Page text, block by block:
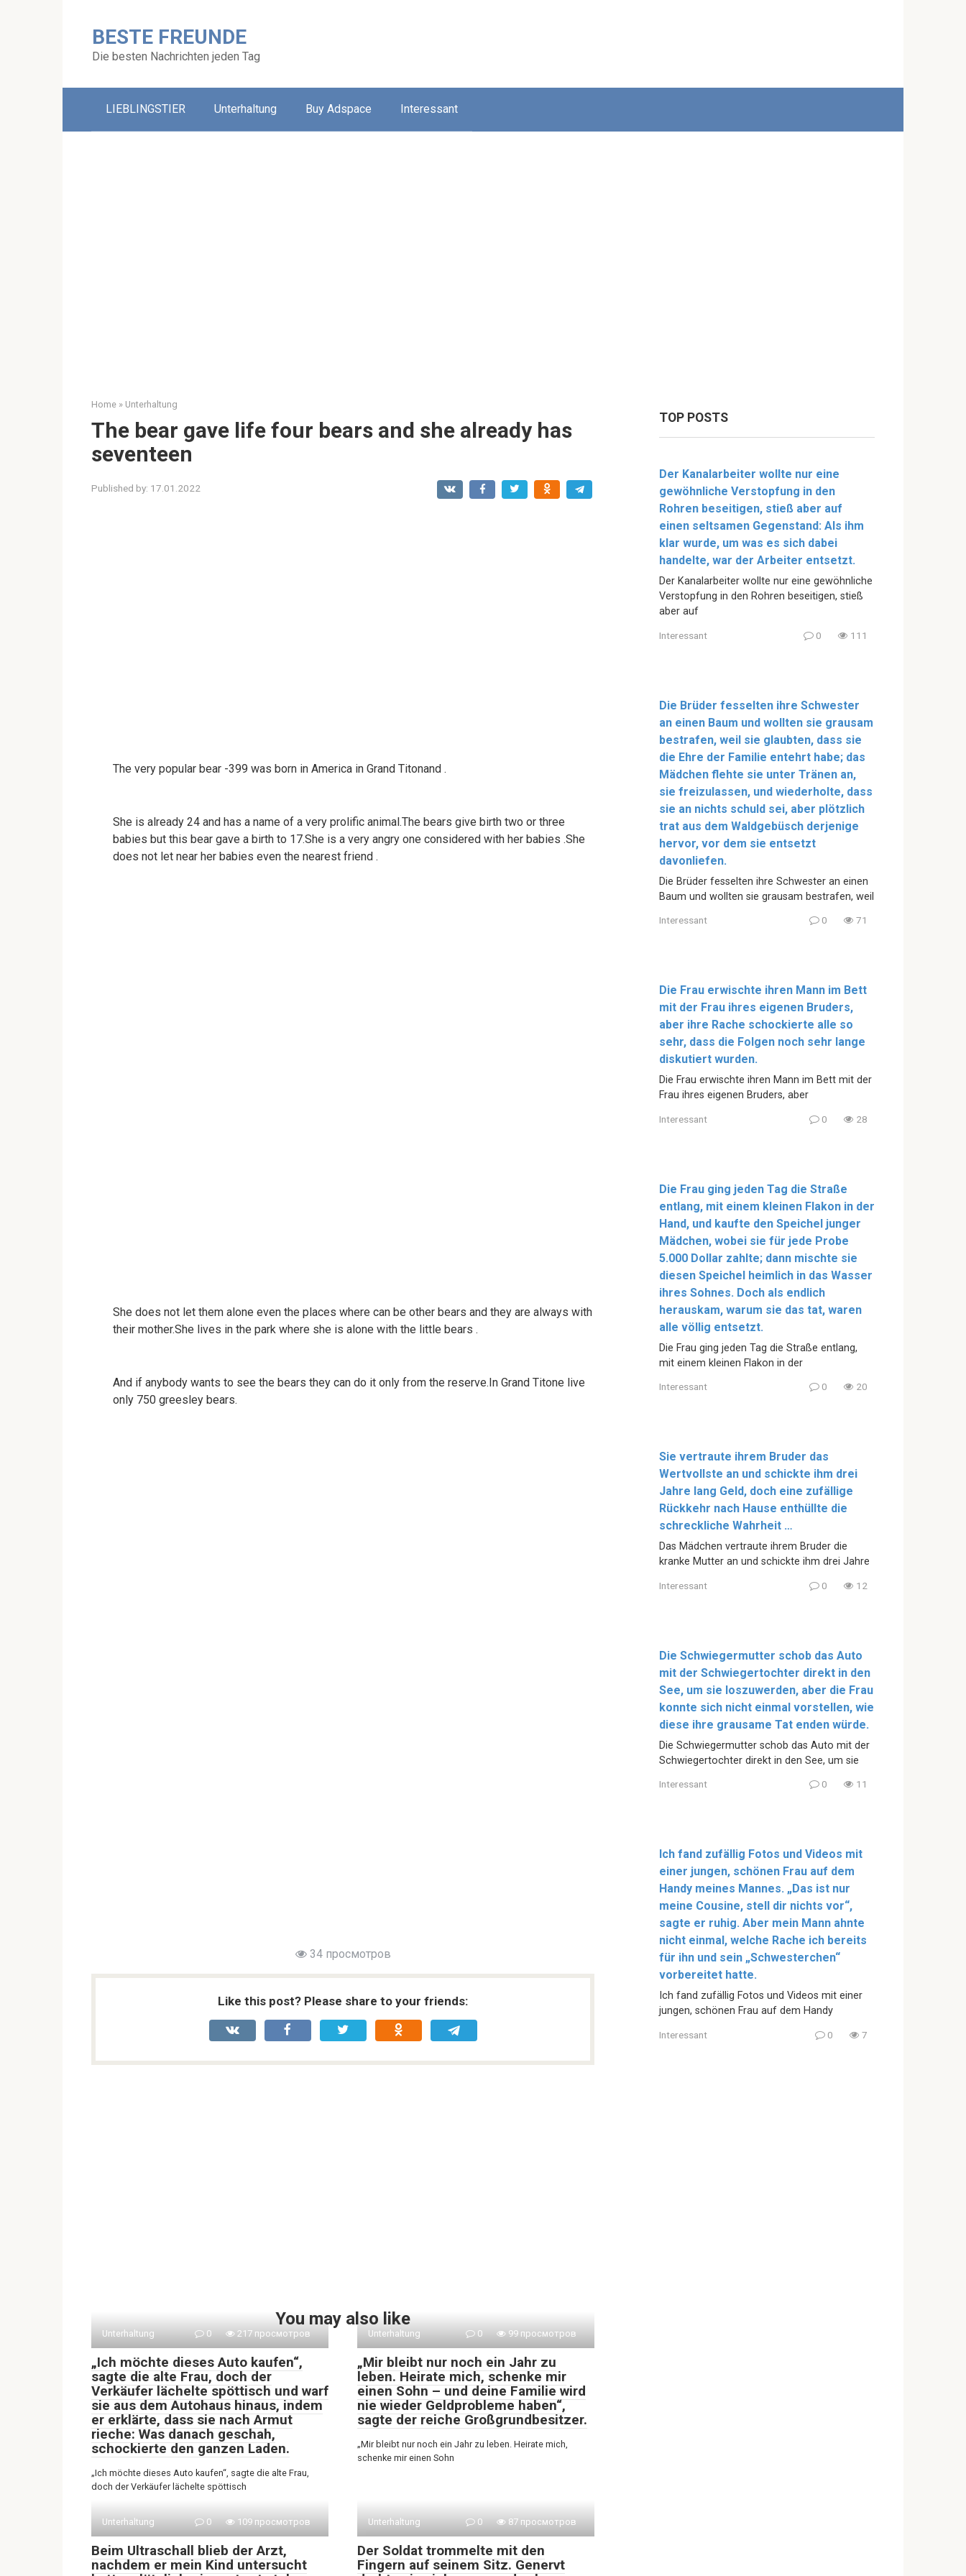
BESTE FREUNDE
Die besten Nachrichten jeden Tag
LIEBLINGSTIER Unterhaltung Buy Adspace Interessant
Home » Unterhaltung
The bear gave life four bears and she already has
seventeen
Published by: 17.01.2022
The very popular bear -399 was born in America in Grand Titonand .
She is already 24 and has a name of a very prolific animal.The bears give birth two or three
babies but this bear gave a birth to 17.She is a very angry one considered with her babies .She
does not let near her babies even the nearest friend .
She does not let them alone even the places where can be other bears and they are always with
their mother.She lives in the park where she is alone with the little bears .
And if anybody wants to see the bears they can do it only from the reserve.In Grand Titone live
only 750 greesley bears.
34 просмотров
Like this post? Please share to your friends:
You may also like
Unterhaltung 0 217 просмотров
„Ich möchte dieses Auto kaufen“,
sagte die alte Frau, doch der
Verkäufer lächelte spöttisch und warf
sie aus dem Autohaus hinaus, indem
er erklärte, dass sie nach Armut
rieche: Was danach geschah,
schockierte den ganzen Laden.
„Ich möchte dieses Auto kaufen“, sagte die alte Frau,
doch der Verkäufer lächelte spöttisch
Unterhaltung 0 99 просмотров
„Mir bleibt nur noch ein Jahr zu
leben. Heirate mich, schenke mir
einen Sohn – und deine Familie wird
nie wieder Geldprobleme haben“,
sagte der reiche Großgrundbesitzer.
„Mir bleibt nur noch ein Jahr zu leben. Heirate mich,
schenke mir einen Sohn
Unterhaltung 0 109 просмотров
Beim Ultraschall blieb der Arzt,
nachdem er mein Kind untersucht
Unterhaltung 0 87 просмотров
Der Soldat trommelte mit den
Fingern auf seinem Sitz. Genervt
TOP POSTS
Der Kanalarbeiter wollte nur eine
gewöhnliche Verstopfung in den
Rohren beseitigen, stieß aber auf
einen seltsamen Gegenstand: Als ihm
klar wurde, um was es sich dabei
handelte, war der Arbeiter entsetzt.
Der Kanalarbeiter wollte nur eine gewöhnliche
Verstopfung in den Rohren beseitigen, stieß
aber auf
Interessant 0 111
Die Brüder fesselten ihre Schwester
an einen Baum und wollten sie grausam
bestrafen, weil sie glaubten, dass sie
die Ehre der Familie entehrt habe; das
Mädchen flehte sie unter Tränen an,
sie freizulassen, und wiederholte, dass
sie an nichts schuld sei, aber plötzlich
trat aus dem Waldgebüsch derjenige
hervor, vor dem sie entsetzt
davonliefen.
Die Brüder fesselten ihre Schwester an einen
Baum und wollten sie grausam bestrafen, weil
Interessant 0 71
Die Frau erwischte ihren Mann im Bett
mit der Frau ihres eigenen Bruders,
aber ihre Rache schockierte alle so
sehr, dass die Folgen noch sehr lange
diskutiert wurden.
Die Frau erwischte ihren Mann im Bett mit der
Frau ihres eigenen Bruders, aber
Interessant 0 28
Die Frau ging jeden Tag die Straße
entlang, mit einem kleinen Flakon in der
Hand, und kaufte den Speichel junger
Mädchen, wobei sie für jede Probe
5.000 Dollar zahlte; dann mischte sie
diesen Speichel heimlich in das Wasser
ihres Sohnes. Doch als endlich
herauskam, warum sie das tat, waren
alle völlig entsetzt.
Die Frau ging jeden Tag die Straße entlang,
mit einem kleinen Flakon in der
Interessant 0 20
Sie vertraute ihrem Bruder das
Wertvollste an und schickte ihm drei
Jahre lang Geld, doch eine zufällige
Rückkehr nach Hause enthüllte die
schreckliche Wahrheit …
Das Mädchen vertraute ihrem Bruder die
kranke Mutter an und schickte ihm drei Jahre
Interessant 0 12
Die Schwiegermutter schob das Auto
mit der Schwiegertochter direkt in den
See, um sie loszuwerden, aber die Frau
konnte sich nicht einmal vorstellen, wie
diese ihre grausame Tat enden würde.
Die Schwiegermutter schob das Auto mit der
Schwiegertochter direkt in den See, um sie
Interessant 0 11
Ich fand zufällig Fotos und Videos mit
einer jungen, schönen Frau auf dem
Handy meines Mannes. „Das ist nur
meine Cousine, stell dir nichts vor“,
sagte er ruhig. Aber mein Mann ahnte
nicht einmal, welche Rache ich bereits
für ihn und sein „Schwesterchen“
vorbereitet hatte.
Ich fand zufällig Fotos und Videos mit einer
jungen, schönen Frau auf dem Handy
Interessant 0 7